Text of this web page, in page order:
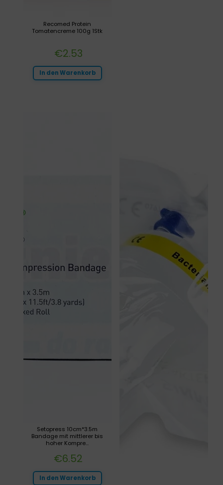
Recomed Protein
Tomatencreme 100g 1Stk
€2.53
In den Warenkorb
Setopress 10cm*3.5m
Bandage mit mittlerer bis
hoher Kompre...
€6.52
In den Warenkorb